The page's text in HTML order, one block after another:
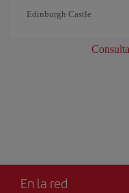
Edinburgh Castle
En la red